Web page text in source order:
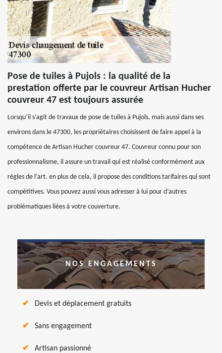
Pose de tuiles à Pujols : la qualité de la
prestation offerte par le couvreur Artisan Hucher
couvreur 47 est toujours assurée
Lorsqu’il s’agit de travaux de pose de tuiles à Pujols, mais aussi dans ses
environs dans le 47300, les propriétaires choisissent de faire appel à la
compétence de Artisan Hucher couvreur 47. Couvreur connu pour son
professionnalisme, il assure un travail qui est réalisé conformément aux
règles de l’art. en plus de cela, il propose des conditions tarifaires qui sont
compétitives. Vous pouvez aussi vous adresser à lui pour d’autres
problématiques liées à votre couverture.
NOS ENGAGEMENTS
Devis et déplacement gratuits
Sans engagement
Artisan passionné